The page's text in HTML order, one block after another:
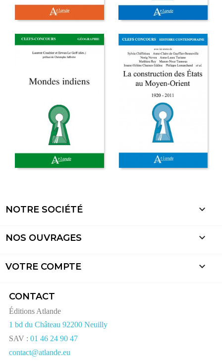
NOTRE SOCIÉTÉ 
NOS OUVRAGES 
VOTRE COMPTE 
CONTACT
Éditions Atlande
1 bd du Château 92200 Neuilly
SAV : 01 46 24 90 47
contact@atlande.eu